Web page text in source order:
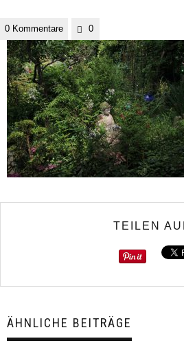
0 Kommentare 0
TEILEN
ÄHNLICHE BEITRÄGE